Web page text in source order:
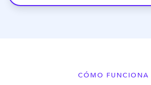
CÓMO FUNCIONA